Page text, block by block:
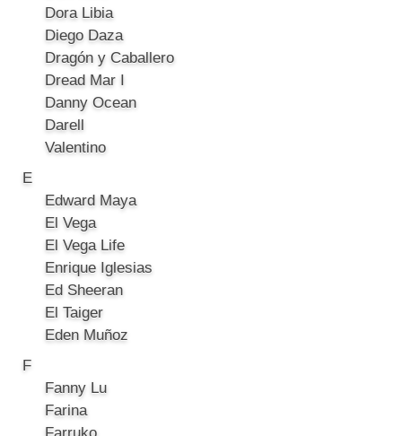
Dora Libia
Diego Daza
Dragón y Caballero
Dread Mar I
Danny Ocean
Darell
Valentino
E
Edward Maya
El Vega
El Vega Life
Enrique Iglesias
Ed Sheeran
El Taiger
Eden Muñoz
F
Fanny Lu
Farina